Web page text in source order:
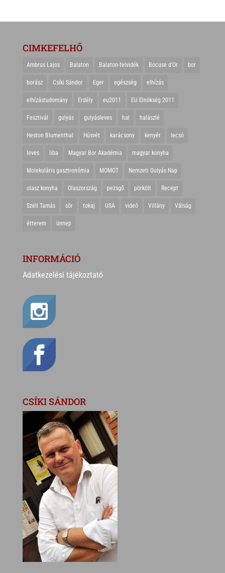
CIMKEFELHŐ
Ambrus Lajos Balaton Balaton-felvidék Bocuse d'Or bor
borász Csíki Sándor Eger egészség elhízás
elhízástudomány Erdély eu2011 EU Elnökség 2011
Fesztivál gulyás gulyásleves hal halászlé
Heston Blumenthal Húsvét karácsony kenyér lecsó
leves liba Magyar Bor Akadémia magyar konyha
Molekuláris gasztronómia MOMOT Nemzeti Gulyás Nap
olasz konyha Olaszország pezsgő pörkölt Recept
Széll Tamás sör tokaj USA videó Villány Válság
étterem ünnep
INFORMÁCIÓ
Adatkezelési tájékoztató
CSÍKI SÁNDOR